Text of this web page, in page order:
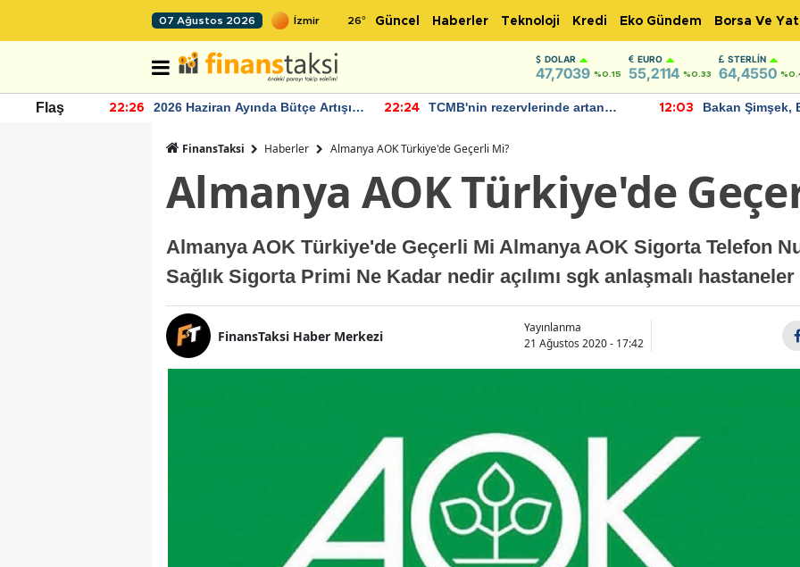
07 Ağustos 2026 26° Güncel Haberler Teknoloji Kredi Eko Gündem Borsa Ve
DOLAR
47,7039 %0.15
EURO
55,2114 %0.33
STERLIN
64,4550
Flaş 22:26
2026 Haziran Ayında Bütçe Artışı
22:24
TCMB'nin rezervlerinde artan
12:03
Bakan Şimşek,
FinansTaksi Haberler Almanya AOK Türkiye'de Geçerli Mi?
Almanya AOK Türkiye'de
Almanya AOK Türkiye'de Geçerli Mi Almanya AOK Sigorta Telefon
Sağlık Sigorta Primi Ne Kadar nedir açılımı sgk anlaşmalı hastaneler
FinansTaksi Haber Merkezi
Yayınlanma
21 Ağustos 2020 - 17:42